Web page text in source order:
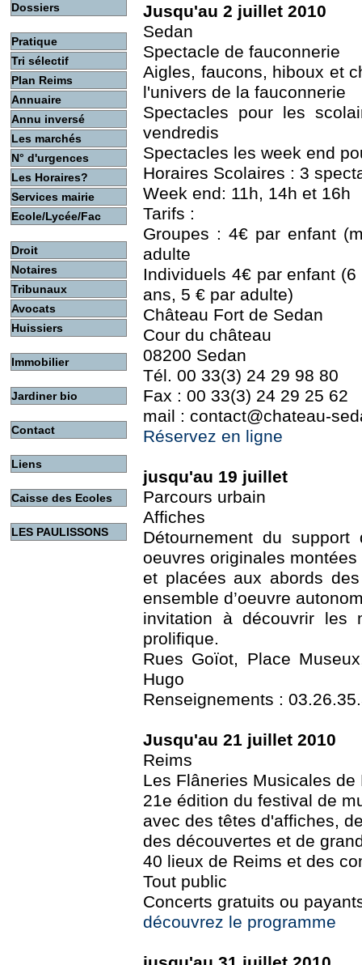
Dossiers
Pratique
Tri sélectif
Plan Reims
Annuaire
Annu inversé
Les marchés
N° d'urgences
Les Horaires?
Services mairie
Ecole/Lycée/Fac
Droit
Notaires
Tribunaux
Avocats
Huissiers
Immobilier
Jardiner bio
Contact
Liens
Caisse des Ecoles
LES PAULISSONS
Jusqu'au 2 juillet 2010
Sedan
Spectacle de fauconnerie
Aigles, faucons, hiboux et
l'univers de la fauconnerie
Spectacles pour les
vendredis
Spectacles les week end
Horaires Scolaires : 3
Week end: 11h, 14h et 16h
Tarifs :
Groupes : 4€ par enfant
adulte
Individuels 4€ par enfant
ans, 5 € par adulte)
Château Fort de Sedan
Cour du château
08200 Sedan
Tél. 00 33(3) 24 29 98 80
Fax : 00 33(3) 24 29 25 62
mail : contact@chateau-
Réservez en ligne
jusqu'au 19 juillet
Parcours urbain
Affiches
Détournement du
oeuvres originales
et placées aux abords
ensemble d’oeuvre
invitation à découvrir les
prolifique.
Rues Goïot, Place
Hugo
Renseignements :
Jusqu'au 21 juillet 2010
Reims
Les Flâneries Musicales de
21e édition du festival de
avec des têtes d'affiches,
des découvertes et de
40 lieux de Reims et des
Tout public
Concerts gratuits ou
découvrez le programme